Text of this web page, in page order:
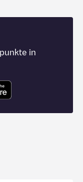
in